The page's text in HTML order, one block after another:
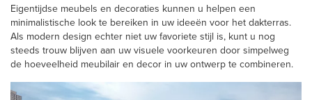
Eigentijdse meubels en decoraties kunnen u helpen een
minimalistische look te bereiken in uw ideeën voor het dakterras.
Als modern design echter niet uw favoriete stijl is, kunt u nog
steeds trouw blijven aan uw visuele voorkeuren door simpelweg
de hoeveelheid meubilair en decor in uw ontwerp te combineren.